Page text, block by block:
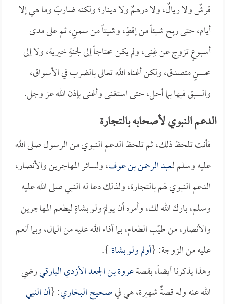
قرشٌ ولا ريالٌ، ولا درهمٌ ولا دينار؛ ولكنه ضاربَ وما هي إلا
أيام، حتى ربح شيئاً من إقطٍ، وشيئاً من سمنٍ، ثم على مدى
أسبوعٍ تزوج عن غِنى، ولم يكن محتاجاً إلى لجنةٍ خيرية، ولا إلى
محسنٍ متصدق، ولكن أغناه الله تعالى بالضرب في الأسواق،
والسبق فيها بما أحل، حتى استغنى وأغنى بإذن الله عز وجل.
الدعم النبوي لأصحابه بالتجارة
فأنت تلحظ ذلك، ثم تلحظ الدعم النبوي من الرسول صلى الله
عليه وسلم لـعبد الرحمن بن عوف، ولسائر المهاجرين والأنصار،
الدعم النبوي لهم بالتجارة، ولذلك دعا له النبي صلى الله عليه
وسلم، بارك الله لك، وأمره أن يولمَ ولو بشاةٍ ليطعم المهاجرين
والأنصار، من طيّب الطعام، بما أفاء الله عليه من المال، وبما أنعم
عليه من الزوجة: {أولم ولو بشاة}.
وهذا يذكرنا أيضاً، بقصةعروة بن الجعد الأزدي البارقيرضي
الله عنه وله قصةٌ شهيرة، هي فيصحيح البخاري: {أن النبي